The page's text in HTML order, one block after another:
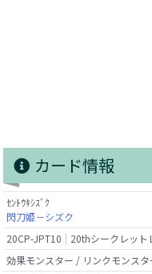
カード情報
ｾﾝﾄｳｷｼｽﾞｸ
閃刀姫－シズク
20CP-JPT10
20thシークレット
効果モンスター / リンクモンスタ